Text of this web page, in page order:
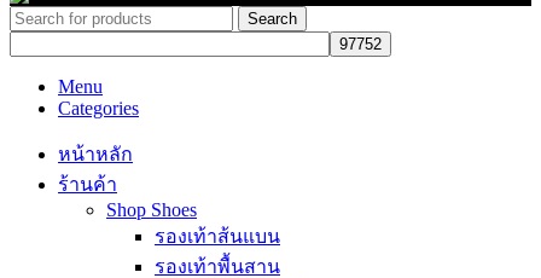
Search
Menu
Categories
หน้าหลัก
ร้านค้า
Shop Shoes
รองเท้าส้นแบน
รองเท้าพื้นสาน